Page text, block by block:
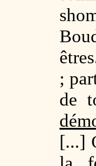
;
de
[...]